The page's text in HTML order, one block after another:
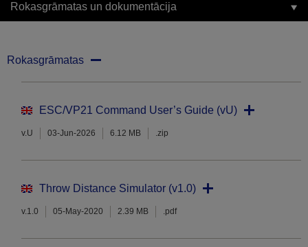
Rokasgrāmatas un dokumentācija
Rokasgrāmatas
ESC/VP21 Command User’s Guide (vU)
v.U 03-Jun-2026 6.12 MB .zip
Throw Distance Simulator (v1.0)
v.1.0 05-May-2020 2.39 MB .pdf